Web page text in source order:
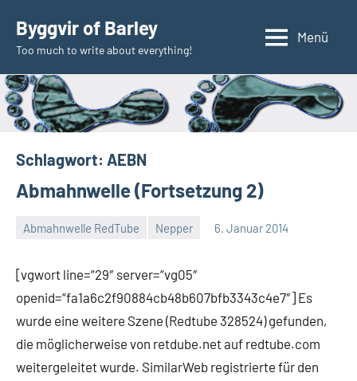
Inhalt
springen
Byggvir of Barley
Too much to write about everything!
Menü
Schlagwort: AEBN
Abmahnwelle (Fortsetzung 2)
Abmahnwelle RedTube Nepper 6. Januar 2014
[vgwort line=“29″ server=“vg05″
openid=“fa1a6c2f90884cb48b607bfb3343c4e7″] Es
wurde eine weitere Szene (Redtube 328524) gefunden,
die möglicherweise von retdube.net auf redtube.com
weitergeleitet wurde. SimilarWeb registrierte für den